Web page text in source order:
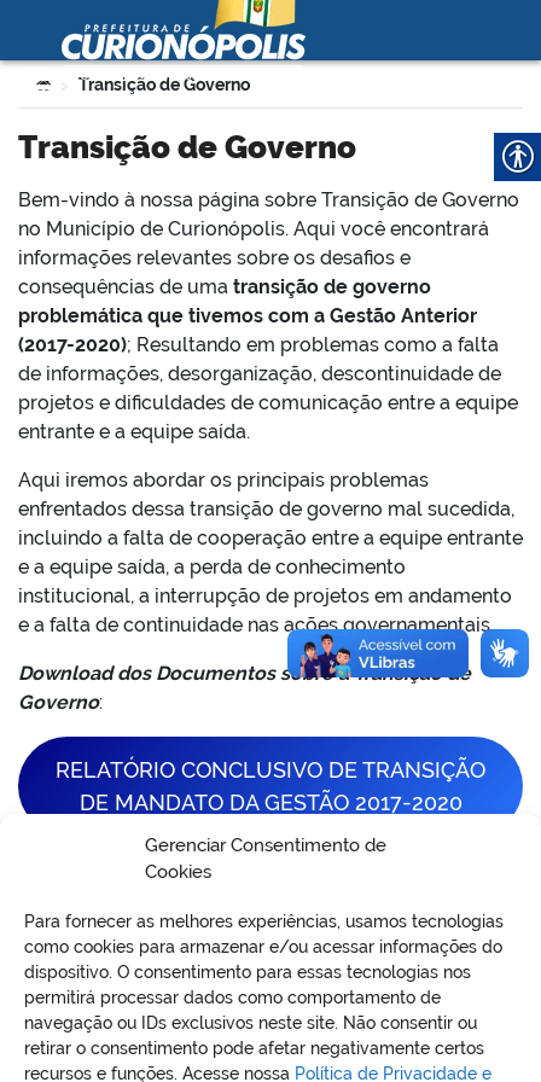
Gerenciar Consentimento de
Cookies
Para fornecer as melhores experiências, usamos tecnologias
como cookies para armazenar e/ou acessar informações do
dispositivo. O consentimento para essas tecnologias nos
permitirá processar dados como comportamento de
navegação ou IDs exclusivos neste site. Não consentir ou
retirar o consentimento pode afetar negativamente certos
recursos e funções. Acesse nossa Política de Privacidade e
Ir para o conteúdo
Prefeitura Municipal de
Curionópolis
portal
portal
Você está aqui:
> Transição de Governo
Transição de Governo
Bem-vindo à nossa página sobre Transição de Governo
no Município de Curionópolis. Aqui você encontrará
informações relevantes sobre os desafios e
consequências de uma transição de governo
problemática que tivemos com a Gestão Anterior
(2017-2020); Resultando em problemas como a falta
de informações, desorganização, descontinuidade de
projetos e dificuldades de comunicação entre a equipe
entrante e a equipe saída.
Aqui iremos abordar os principais problemas
enfrentados dessa transição de governo mal sucedida,
incluindo a falta de cooperação entre a equipe entrante
e a equipe saída, a perda de conhecimento
institucional, a interrupção de projetos em andamento
e a falta de continuidade nas ações governamentais.
Download dos Documentos sobre a Transição de
Governo:
RELATÓRIO CONCLUSIVO DE TRANSIÇÃO
DE MANDATO DA GESTÃO 2017-2020